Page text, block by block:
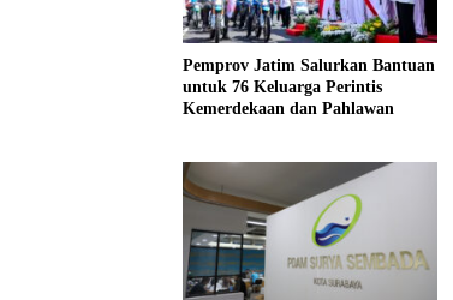
Pemprov Jatim Salurkan Bantuan
untuk 76 Keluarga Perintis
Kemerdekaan dan Pahlawan